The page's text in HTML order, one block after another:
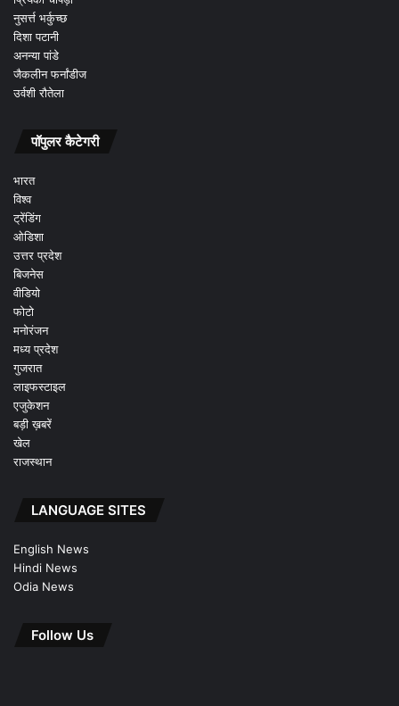
नुसर्त्त भर्कुच्छ
दिशा पटानी
अनन्या पांडे
जैकलीन फर्नांडीज
उर्वशी रौतेला
पॉपुलर कैटेगरी
भारत
विश्व
ट्रेंडिंग
ओडिशा
उत्तर प्रदेश
बिजनेस
वीडियो
फोटो
मनोरंजन
मध्य प्रदेश
गुजरात
लाइफस्टाइल
एजुकेशन
बड़ी ख़बरें
खेल
राजस्थान
LANGUAGE SITES
English News
Hindi News
Odia News
Follow Us